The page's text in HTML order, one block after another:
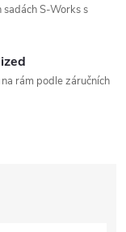
sadách S-Works s
rám podle záručních